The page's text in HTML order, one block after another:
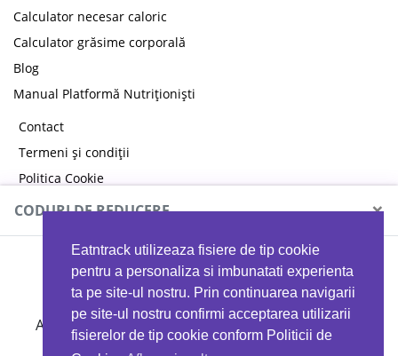
Eatntrack utilizeaza fisiere de tip cookie
pentru a personaliza si imbunatati experienta
ta pe site-ul nostru. Prin continuarea navigarii
pe site-ul nostru confirmi acceptarea utilizarii
fisierelor de tip cookie conform Politicii de
Calculator necesar caloric
Calculator grăsime corporală
Blog
Manual Platformă Nutriționiști
Contact
Termeni și condiții
Politica Cookie
Politica de confidențialitate
CODURI DE REDUCERE ×
MYPROTEIN
Ai 40%reducere la orice comandă folosind codul
EATTRACK